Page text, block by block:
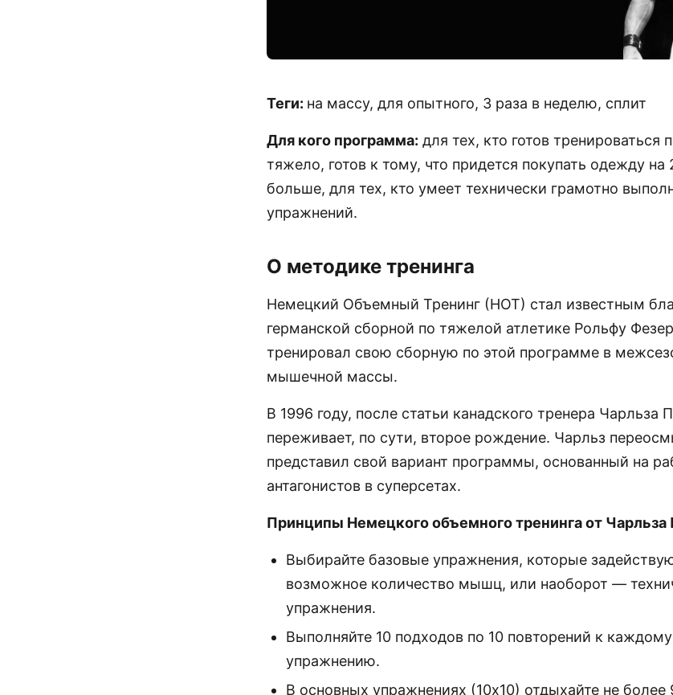
Теги: на массу, для опытного, 3 раза в неделю, сплит
Для кого программа: для тех, кто готов тренироваться
тяжело, готов к тому, что придется покупать одежду на
больше, для тех, кто умеет технически грамотно
упражнений.
О методике тренинга
Немецкий Объемный Тренинг (НОТ) стал известным
германской сборной по тяжелой атлетике Рольфу
тренировал свою сборную по этой программе в
мышечной массы.
В 1996 году, после статьи канадского тренера Чарльза
переживает, по сути, второе рождение. Чарльз
представил свой вариант программы, основанный на
антагонистов в суперсетах.
Принципы Немецкого объемного тренинга от Чарльза
Выбирайте базовые упражнения, которые
возможное количество мышц, или наоборот —
упражнения.
Выполняйте 10 подходов по 10 повторений к
упражнению.
В основных упражнениях (10х10) отдыхайте не более